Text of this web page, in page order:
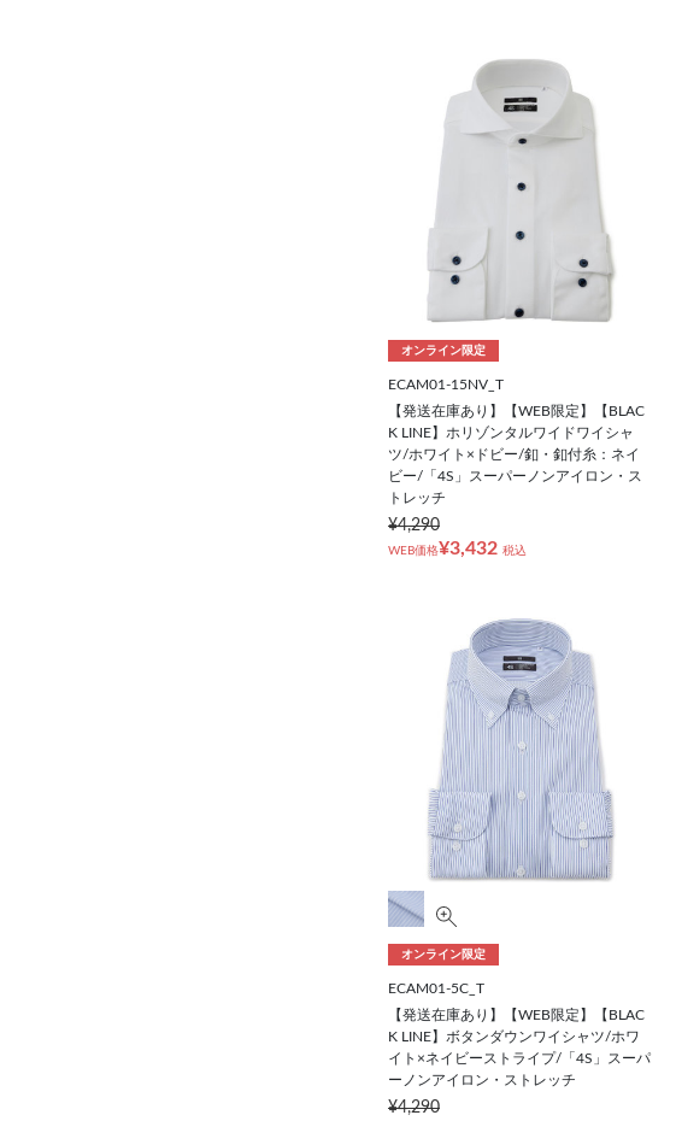
オンライン限定
ECAM01-15NV_T
【発送在庫あり】【WEB限定】【BLAC
K LINE】ホリゾンタルワイドワイシャ
ツ/ホワイト×ドビー/釦・釦付糸：ネイ
ビー/「4S」スーパーノンアイロン・ス
トレッチ
¥4,290
WEB価格¥3,432 税込
オンライン限定
ECAM01-5C_T
【発送在庫あり】【WEB限定】【BLAC
K LINE】ボタンダウンワイシャツ/ホワ
イト×ネイビーストライプ/「4S」スーパ
ーノンアイロン・ストレッチ
¥4,290